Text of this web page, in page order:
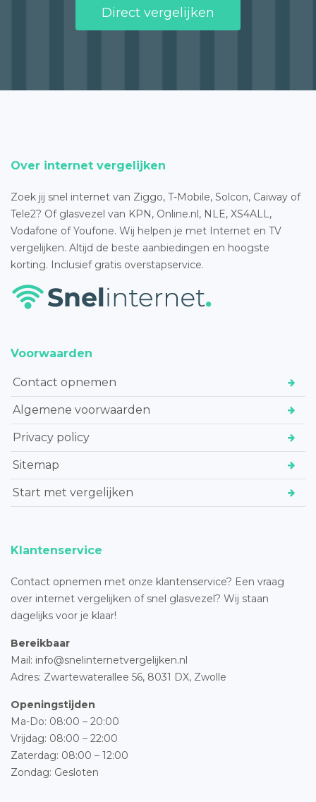
Direct vergelijken
Over internet vergelijken
Zoek jij snel internet van Ziggo, T-Mobile, Solcon, Caiway of
Tele2? Of glasvezel van KPN, Online.nl, NLE, XS4ALL,
Vodafone of Youfone. Wij helpen je met Internet en TV
vergelijken. Altijd de beste aanbiedingen en hoogste
korting. Inclusief gratis overstapservice.
Voorwaarden
Contact opnemen
Algemene voorwaarden
Privacy policy
Sitemap
Start met vergelijken
Klantenservice
Contact opnemen met onze klantenservice? Een vraag
over internet vergelijken of snel glasvezel? Wij staan
dagelijks voor je klaar!
Bereikbaar
Mail: info@snelinternetvergelijken.nl
Adres: Zwartewaterallee 56, 8031 DX, Zwolle
Openingstijden
Ma-Do: 08:00 – 20:00
Vrijdag: 08:00 – 22:00
Zaterdag: 08:00 – 12:00
Zondag: Gesloten